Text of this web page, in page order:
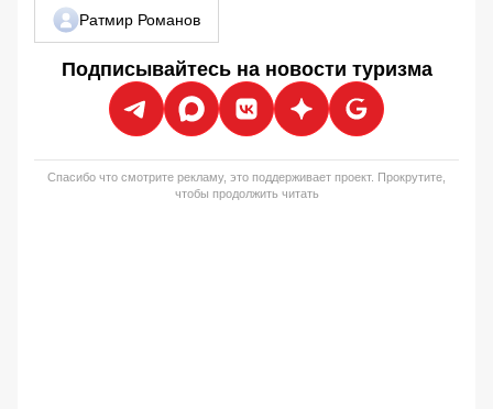
Ратмир Романов
Подписывайтесь на новости туризма
Спасибо что смотрите рекламу, это поддерживает проект. Прокрутите,
чтобы продолжить читать